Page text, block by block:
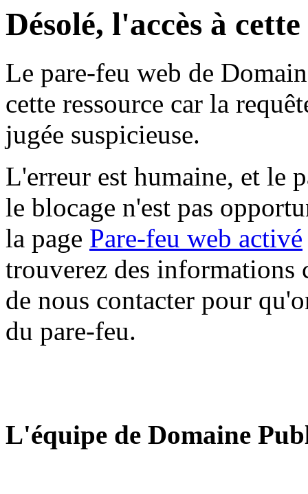
Désolé, l'accès à
Le pare-feu web de
cette ressource car la
jugée suspicieuse.
L'erreur est humaine, et le
le blocage n'est pas
la page Pare-feu web activé
trouverez des informations
de nous contacter pour
du pare-feu.
L'équipe de Domaine